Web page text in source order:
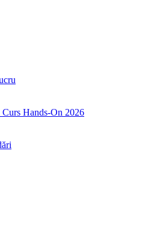
Curs Hands-On 2026